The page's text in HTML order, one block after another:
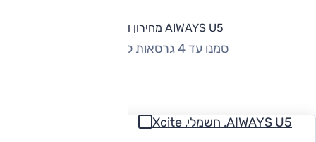
AIWAYS U5 מחירון וגרסאות
סמנו עד 4 גרסאות להשוואה
AIWAYS U5, חשמלי, Xcite